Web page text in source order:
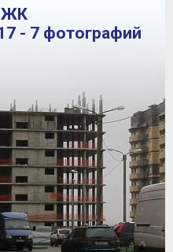
ЖК
- 7 фотографий